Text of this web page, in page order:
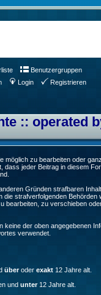
Benutzergruppen
Login Registrieren
:: operated
zu bearbeiten oder
jeder Beitrag in diesem
Gründen strafbaren
strafverfolgenden Behörden
zu verschieben
der oben angegebenen
verwendet.
überoder exakt12 Jahre alt.
und unter12 Jahre alt.